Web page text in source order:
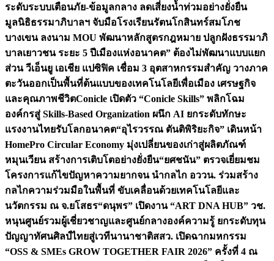
ระดับระบบเตือนภัย-ข้อมูลกลาง ลดเสี่ยงน้ำท่วมอย่างยั่งยืน
มูลนิธิธรรมาภิบาลฯ จับมือโรงเรียนรัตนโกสินทร์สมโภช
บางเขน ลงนาม MOU พัฒนาหลักสูตรกฎหมาย ปลูกฝังธรรมาภิ
บาลเยาวชน ระยะ 5 ปีเมืองแห่งอนาคต” ต้องไม่พัฒนาแบบแยก
ส่วน วีเอ็นยู เอเชีย แปซิฟิค เชื่อม 3 อุตสาหกรรมสำคัญ วางภาค
ตะวันออกเป็นพื้นที่ต้นแบบของเทคโนโลยีเพื่อเมือง เศรษฐกิจ
และคุณภาพชีวิตConicle เปิดตัว “Conicle Skills” พลิกโฉม
องค์กรสู่ Skills-Based Organization ผนึก AI ยกระดับทักษะ
แรงงานไทยรับโลกอนาคต“อุไรวรรณ ตันติพิริยะกิจ” เดินหน้า
HomePro Circular Economy มุ่งเปลี่ยนของเก่าสู่ผลิตภัณฑ์
หมุนเวียน สร้างการเติบโตอย่างยั่งยืน“ยศชนัน” ตรวจเยี่ยมชม
โครงการแก้ไขปัญหาความยากจน นำกลไก อววน. ร่วมสร้าง
กลไกความร่วมมือในพื้นที่ ขับเคลื่อนด้วยเทคโนโลยีและ
นวัตกรรม ณ จ.ยโสธร“ดนุพร” เปิดงาน “ART DNA HUB” วช.
หนุนศูนย์รวมผู้เชี่ยวชาญและศูนย์กลางองค์ความรู้ ยกระดับทุน
ปัญญาทัศนศิลป์ไทยสู่เวทีนานาชาติสสว. เปิดฉากมหกรรม
“OSS & SMEs GROW TOGETHER FAIR 2026” ครั้งที่ 4 ณ